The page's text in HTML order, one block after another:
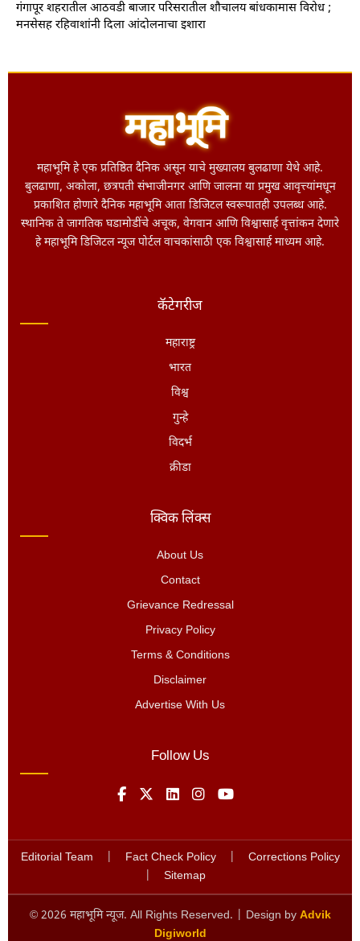
गंगापूर शहरातील आठवडी बाजार परिसरातील शौचालय बांधकामास विरोध ;
मनसेसह रहिवाशांनी दिला आंदोलनाचा इशारा
महाभूमि हे एक प्रतिष्ठित दैनिक असून याचे मुख्यालय बुलढाणा येथे आहे.
बुलढाणा, अकोला, छत्रपती संभाजीनगर आणि जालना या प्रमुख आवृत्त्यांमधून
प्रकाशित होणारे दैनिक महाभूमि आता डिजिटल स्वरूपातही उपलब्ध आहे.
स्थानिक ते जागतिक घडामोडींचे अचूक, वेगवान आणि विश्वासार्ह वृत्तांकन देणारे
हे महाभूमि डिजिटल न्यूज पोर्टल वाचकांसाठी एक विश्वासार्ह माध्यम आहे.
कॅटेगरीज
महाराष्ट्र
भारत
विश्व
गुन्हे
विदर्भ
क्रीडा
क्विक लिंक्स
About Us
Contact
Grievance Redressal
Privacy Policy
Terms & Conditions
Disclaimer
Advertise With Us
Follow Us
Editorial Team Fact Check Policy
Corrections Policy
Sitemap
© 2026 महाभूमि न्यूज. All Rights Reserved. | Design by Advik
Digiworld